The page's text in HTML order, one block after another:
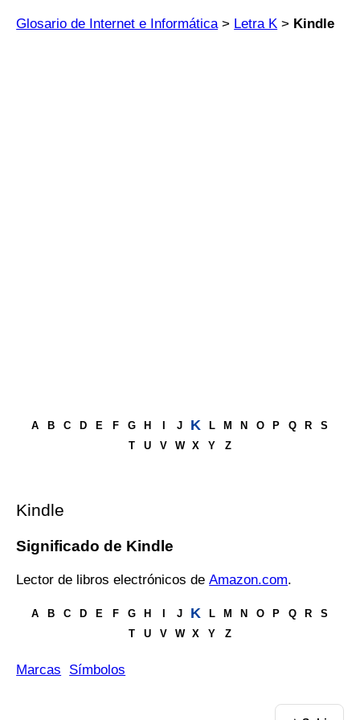
Glosario de Internet e Informática> Letra K > Kindle
A B C D E F G H J K L M N O P Q R
S
T
U V W X Y Z
Kindle
Significado de Kindle
Lector de libros electrónicos deAmazon.com.
A B C D E F G H J K L M N O P Q R
S
T
U V W X Y Z
Marcas Símbolos